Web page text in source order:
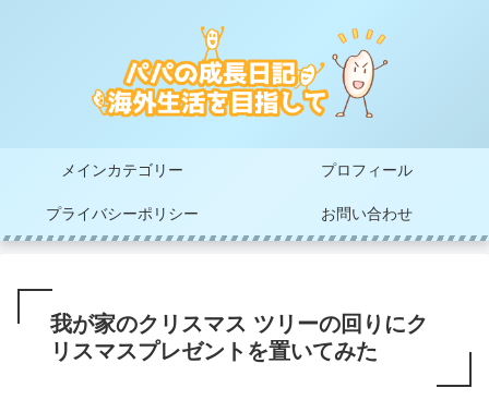
メインカテゴリー プロフィール
プライバシーポリシー お問い合わせ
我が家のクリスマス ツリーの回りにク
リスマスプレゼントを置いてみた